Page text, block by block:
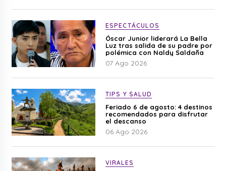
ESPECTÁCULOS
Óscar Junior liderará La Bella
Luz tras salida de su padre por
polémica con Naldy Saldaña
07 Ago 2026
TIPS Y SALUD
Feriado 6 de agosto: 4 destinos
recomendados para disfrutar
el descanso
06 Ago 2026
VIRALES